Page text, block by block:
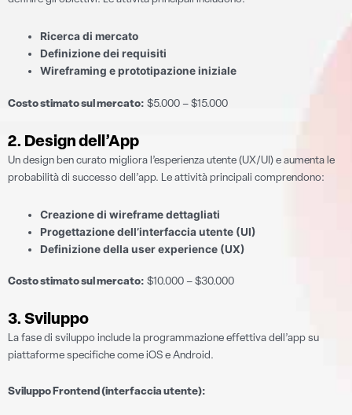
Ricerca di mercato
Definizione dei requisiti
Wireframing e prototipazione iniziale
Costo stimato sul mercato: $5.000 – $15.000
2. Design dell’App
Un design ben curato migliora l’esperienza utente (UX/UI) e aumenta le
probabilità di successo dell’app. Le attività principali comprendono:
Creazione di wireframe dettagliati
Progettazione dell’interfaccia utente (UI)
Definizione della user experience (UX)
Costo stimato sul mercato: $10.000 – $30.000
3. Sviluppo
La fase di sviluppo include la programmazione effettiva dell’app su
piattaforme specifiche come iOS e Android.
Sviluppo Frontend (interfaccia utente):